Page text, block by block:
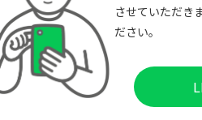
させていただき
ださい。